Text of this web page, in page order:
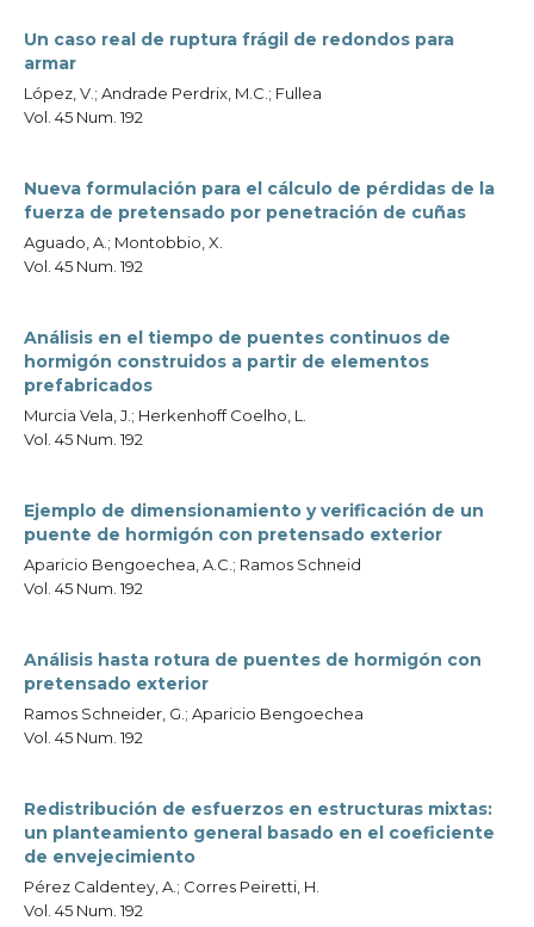
Un caso real de ruptura frágil de redondos para
armar
López, V.; Andrade Perdrix, M.C.; Fullea
Vol. 45 Num. 192
Nueva formulación para el cálculo de pérdidas de la
fuerza de pretensado por penetración de cuñas
Aguado, A.; Montobbio, X.
Vol. 45 Num. 192
Análisis en el tiempo de puentes continuos de
hormigón construidos a partir de elementos
prefabricados
Murcia Vela, J.; Herkenhoff Coelho, L.
Vol. 45 Num. 192
Ejemplo de dimensionamiento y verificación de un
puente de hormigón con pretensado exterior
Aparicio Bengoechea, A.C.; Ramos Schneid
Vol. 45 Num. 192
Análisis hasta rotura de puentes de hormigón con
pretensado exterior
Ramos Schneider, G.; Aparicio Bengoechea
Vol. 45 Num. 192
Redistribución de esfuerzos en estructuras mixtas:
un planteamiento general basado en el coeficiente
de envejecimiento
Pérez Caldentey, A.; Corres Peiretti, H.
Vol. 45 Num. 192